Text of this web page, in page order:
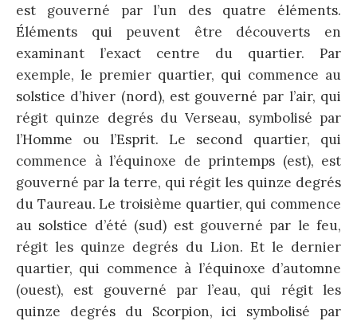
est gouverné par l’un des quatre éléments.
Éléments qui peuvent être découverts en
examinant l’exact centre du quartier. Par
exemple, le premier quartier, qui commence au
solstice d’hiver (nord), est gouverné par l’air, qui
régit quinze degrés du Verseau, symbolisé par
l’Homme ou l’Esprit. Le second quartier, qui
commence à l’équinoxe de printemps (est), est
gouverné par la terre, qui régit les quinze degrés
du Taureau. Le troisième quartier, qui commence
au solstice d’été (sud) est gouverné par le feu,
régit les quinze degrés du Lion. Et le dernier
quartier, qui commence à l’équinoxe d’automne
(ouest), est gouverné par l’eau, qui régit les
quinze degrés du Scorpion, ici symbolisé par